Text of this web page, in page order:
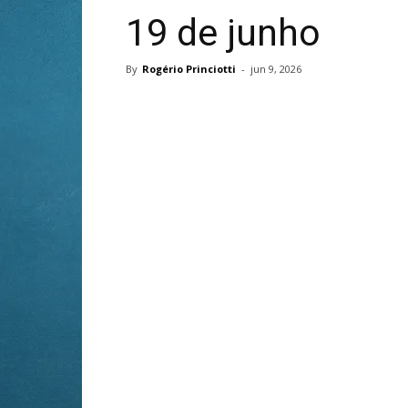
19 de junho
By Rogério Princiotti - jun 9, 2026